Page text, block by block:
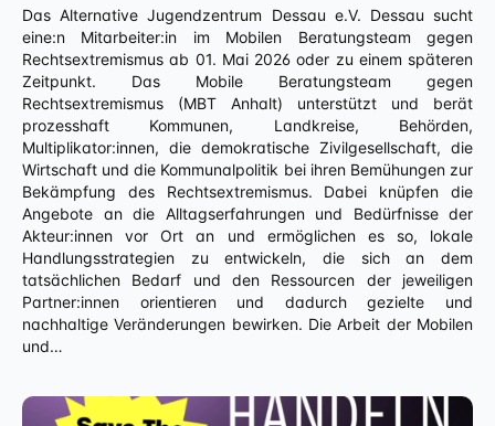
Das Alternative Jugendzentrum Dessau e.V. Dessau sucht
eine:n Mitarbeiter:in im Mobilen Beratungsteam gegen
Rechtsextremismus ab 01. Mai 2026 oder zu einem späteren
Zeitpunkt. Das Mobile Beratungsteam gegen
Rechtsextremismus (MBT Anhalt) unterstützt und berät
prozesshaft Kommunen, Landkreise, Behörden,
Multiplikator:innen, die demokratische Zivilgesellschaft, die
Wirtschaft und die Kommunalpolitik bei ihren Bemühungen zur
Bekämpfung des Rechtsextremismus. Dabei knüpfen die
Angebote an die Alltagserfahrungen und Bedürfnisse der
Akteur:innen vor Ort an und ermöglichen es so, lokale
Handlungsstrategien zu entwickeln, die sich an dem
tatsächlichen Bedarf und den Ressourcen der jeweiligen
Partner:innen orientieren und dadurch gezielte und
nachhaltige Veränderungen bewirken. Die Arbeit der Mobilen
und…